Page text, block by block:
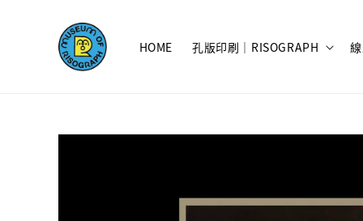
HOME 孔版印刷｜RISOGRAPH